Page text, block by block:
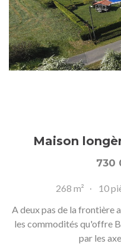
Maison
730
268 m² 10
A deux pas de la frontière
les commodités qu'offre
par les